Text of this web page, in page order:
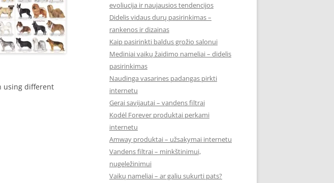
using different
evoliucija ir naujausios tendencijos
Didelis vidaus durų pasirinkimas –
rankenos ir dizainas
Kaip pasirinkti baldus grožio salonui
Mediniai vaikų žaidimo nameliai – didelis
pasirinkimas
Naudinga vasarines padangas pirkti
internetu
Gerai savijautai – vandens filtrai
Kodėl Forever produktai perkami
internetu
Amway produktai – užsakymai internetu
Vandens filtrai – minkštinimui,
nugeležinimui
Vaikų nameliai – ar galiu sukurti pats?